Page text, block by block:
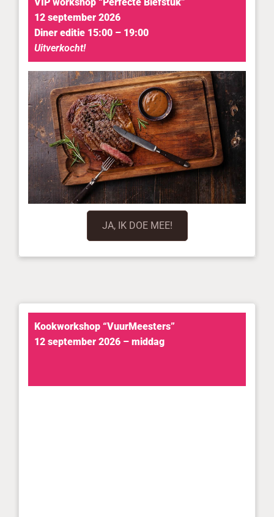
12 september 2026
Diner editie 15:00 – 19:00
Uitverkocht!
JA, IK DOE MEE!
Kookworkshop “VuurMeesters”
12 september 2026 – middag